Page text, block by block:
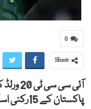
0
Share
آئی
پاکستان کے 15رکنی اسکواڈ میں شامل نہیں ہوں گے۔